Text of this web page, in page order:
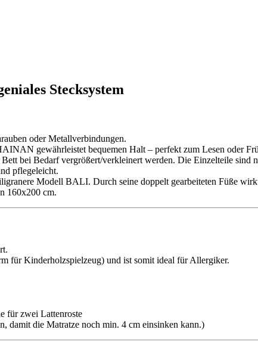
Stecksystem
oder Metallverbindungen.
gewährleistet bequemen Halt – perfekt zum Lesen oder
bei Bedarf vergrößert/verkleinert werden. Die Einzelteile
pflegeleicht.
Modell BALI. Durch seine doppelt gearbeiteten Füße
160x200 cm.
für Kinderholzspielzeug) und ist somit ideal für Allergiker.
für zwei Lattenroste
damit die Matratze noch min. 4 cm einsinken kann.)